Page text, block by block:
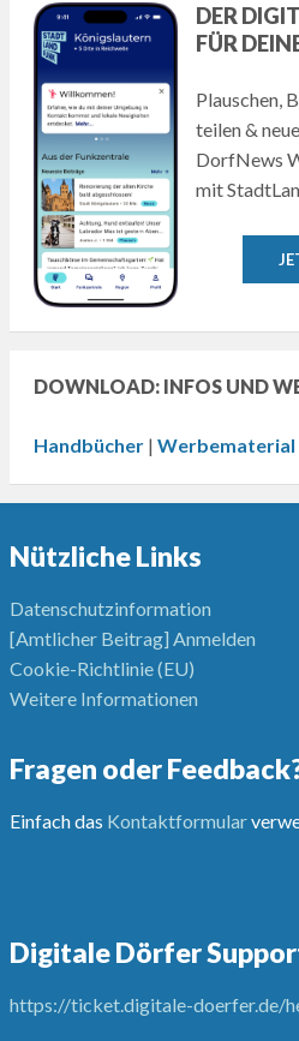
DER
FÜR
Plauschen,
teilen &
DorfNews
mit
DOWNLOAD: INFOS UND
Handbücher| Werbematerial
Nützliche Links
Datenschutzinformation
[Amtlicher Beitrag] Anmelden
Cookie-Richtlinie (EU)
Weitere Informationen
Fragen oder
Einfach das Kontaktformular
Digitale Dörfer
https://ticket.digitale-doerfer.de/